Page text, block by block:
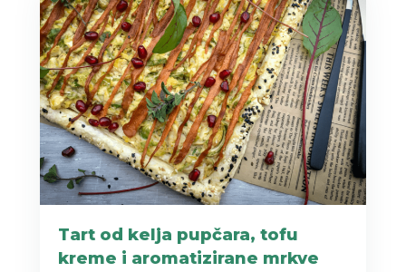
Tart od kelja pupčara, tofu
kreme i aromatizirane mrkve